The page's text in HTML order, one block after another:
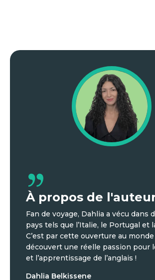
À propos de
Fan de voyage, Dahlia a vécu dans
pays tels que l’Italie, le Portugal et
C’est par cette ouverture au monde
découvert une réelle passion pour
et l’apprentissage de l’anglais !
Dahlia Belkissene